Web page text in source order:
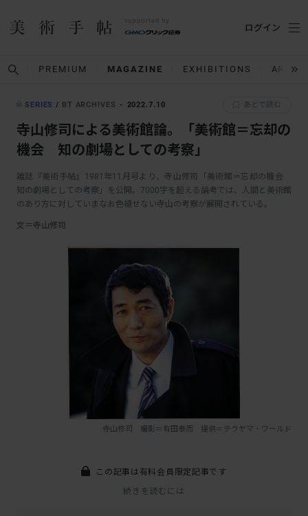
PREMIUM MAGAZINE EXHIBITIONS
ログイン
SERIES / BT ARCHIVES 2022.7.10
寺山修司による美術館論。「美術館＝忘却の
機会 知の劇場としての考察」
雑誌『美術手帖』1981年11月号より、寺山修司「美術館＝忘却の機会
知の劇場としての考察」を公開。7000字を超える論考では、人間と美術館
のあり方に対していまなお色褪せない寺山の考察が展開されている。
文＝寺山修司
寺山修司 撮影＝有田泰而 提供＝テラヤマ・ワールド
この記事は有料会員限定記事です
続きを読むには